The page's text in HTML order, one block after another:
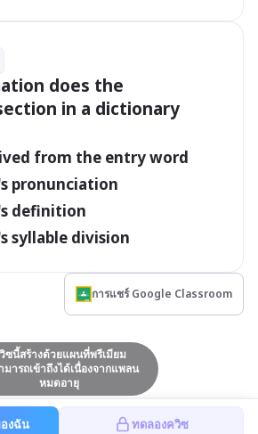
does the
in a dictionary
from the entry word
pronunciation
definition
syllable division
การแชร์ Google Classroom
ซนี้สร้างด้วยแผนที่พรีเมียม
มารถเข้าถึงได้เนื่องจากแพลน
หมดอายุ
งฉัน ทดลองควิซ